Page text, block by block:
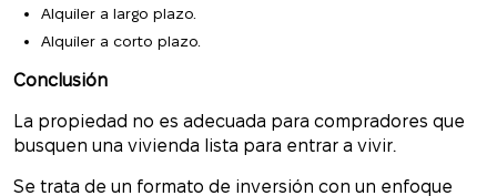
Alquiler a largo plazo.
Alquiler a corto plazo.
Conclusión
La propiedad no es adecuada para compradores que
busquen una vivienda lista para entrar a vivir.
Se trata de un formato de inversión con un enfoque